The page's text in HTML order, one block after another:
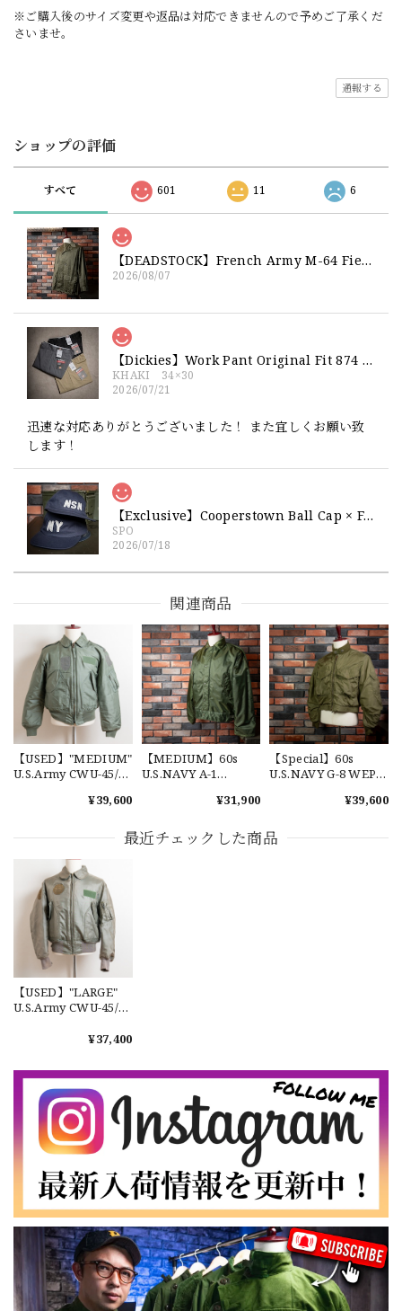
※ご購入後のサイズ変更や返品は対応できませんので予めご了承くだ
さいませ。
通報する
ショップの評価
すべて 601 11 6
【DEADSTOCK】French Army M-64 Field Jacket "92C" 実物 フランス軍 フィールドジャケット コットンサテン300 デッドストック
2026/08/07
【Dickies】Work Pant Original Fit 874 新品 ディッキーズ オリジナルフィット ワークパンツ
KHAKI 34×30
2026/07/21
迅速な対応ありがとうございました！ また宜しくお願い致
します！
【Exclusive】Cooperstown Ball Cap × FAR EAST SIGNAL "NSN / NY" NAVY×WHITE Made in USA 別注 新品 クーパーズタウンボールキャップ 6パネル 紺
SPO
2026/07/18
又、トートバッグありがとうございます。使わせて頂きま
います。チェーンステッチが雰囲気があり、他とかぶらない
感じが気に入りました。 YouTube 楽しみにしてます
【Cooperstown Ball Cap】Made in USA Baseball Cap "1952 BIRMINGHAM BLACK BARONS" 新品 クーパーズタウンボールキャップ バーミングハムブラックバロンズ 6パネル
GREEN
2026/07/17
2026/07/17
DSA
2026/07/16
なかなか見つからないこの色味が本当に好きです！ありがと
うございました！
【LARGE】Ralph Lauren Short Sleeve Cotton BD Shirt ラルフローレン ユーズド 半袖 ボタンダウンシャツ No.146
2026/07/14
【Cooperstown Ball Cap】Made in USA Baseball Cap "NY" STONE×GREEN 新品 クーパーズタウンボールキャップ 6パネル ２トーン 緑
３.1947 New York Cubans
2026/07/01
2026/06/29
関連商品
【USED】"MEDIUM"
U.S.Army CWU-45/P
MA-2 米軍 実物 フラ
¥39,600
【MEDIUM】60s
U.S.NAVY A-1
Weather Deck Jacket
物 アメリカ海軍 デッ
キジャケット ライナ
¥31,900
【Special】60s
U.S.NAVY G-8 WEP
物 アメリカ海軍 フラ
ズドレア 希少
¥39,600
最近チェックした商品
【USED】"LARGE"
U.S.Army CWU-45/P
MA-2 米軍 実物 フラ
¥37,400